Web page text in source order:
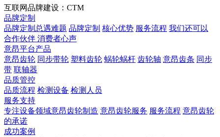
互联网品牌建设：CTM
品牌定制
品牌定制总遇难题 品牌定制 核心优势 服务流程 我们还可以
合作伙伴 ​ 消费者心声
意昂平台产品
意昂齿轮 同步带轮 塑料齿轮 蜗轮蜗杆 齿轮轴 意昂齿条 同步
带 联轴器
品质管控
品质流程 检测设备 检测人员
服务支持
专注设备领域意昂齿轮制造 意昂齿轮服务 服务流程 意昂齿轮
的承诺
成功案例